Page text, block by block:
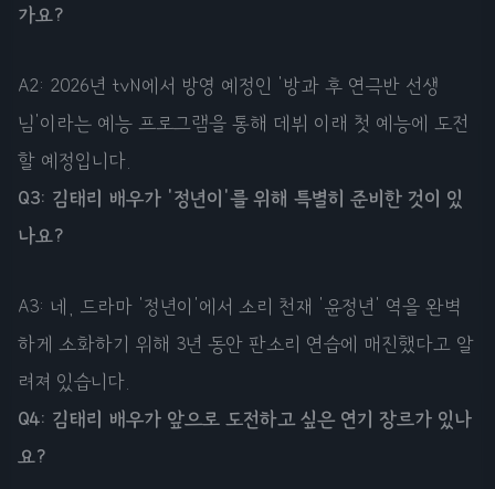
가요?
A2: 2026년 tvN에서 방영 예정인 '방과 후 연극반 선생
님'이라는 예능 프로그램을 통해 데뷔 이래 첫 예능에 도전
할 예정입니다.
Q3: 김태리 배우가 '정년이'를 위해 특별히 준비한 것이 있
나요?
A3: 네, 드라마 '정년이'에서 소리 천재 '윤정년' 역을 완벽
하게 소화하기 위해 3년 동안 판소리 연습에 매진했다고 알
려져 있습니다.
Q4: 김태리 배우가 앞으로 도전하고 싶은 연기 장르가 있나
요?